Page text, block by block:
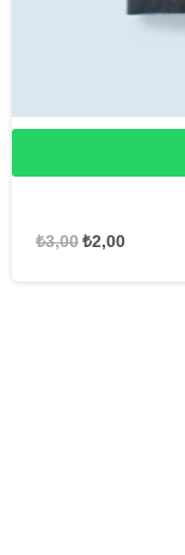
₺3,00 ₺2,00